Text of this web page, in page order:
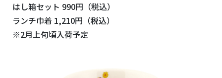
はし箱セット 990円（税込）
ランチ巾着 1,210円（税込）
※2月上旬頃入荷予定